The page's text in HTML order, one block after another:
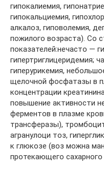
гипокалиемия,
гипокальциемия,
алкалоз, гиповолемия,
пожилого возраста). Со
показателей:нечасто —
гипертриглицеридемия;
гиперурикемия,
щелочной фосфатазы в
концентрации
повышение активности
ферментов в плазме
трансферазы),
агранулоци­ тоз,
к глюкозе (воз­ можна
протекающего